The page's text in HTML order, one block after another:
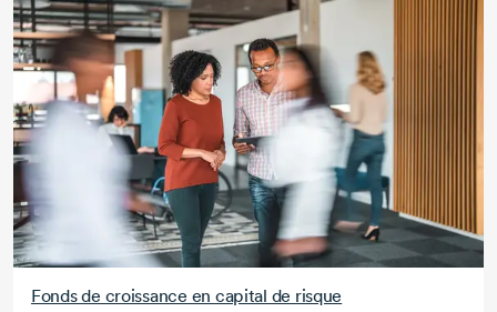
Fonds de croissance en capital de risque